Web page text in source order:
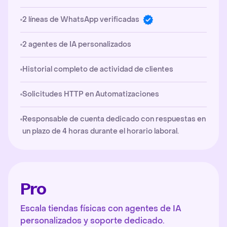
2 líneas de WhatsApp verificadas
2 agentes de IA personalizados
Historial completo de actividad de clientes
Solicitudes HTTP en Automatizaciones
Responsable de cuenta dedicado con respuestas en
un plazo de 4 horas durante el horario laboral.
Pro
Escala tiendas físicas con agentes de IA
personalizados y soporte dedicado.